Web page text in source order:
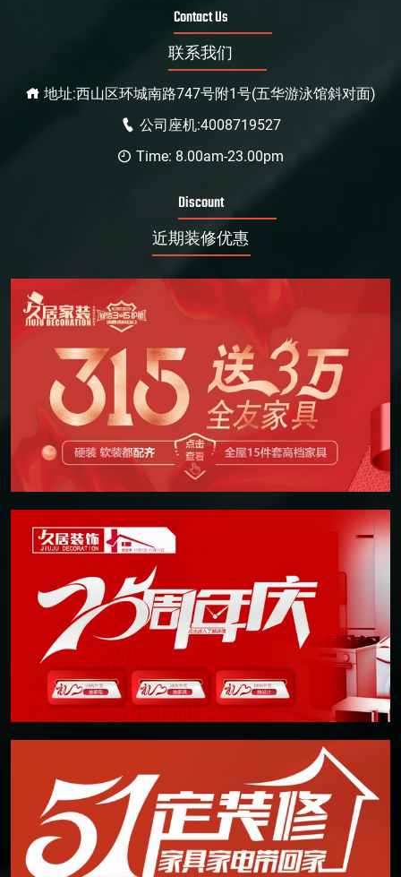
Contact Us
联系我们
地址:西山区环城南路747号附1号(五华游泳馆斜对面)
公司座机:4008719527
Time: 8.00am-23.00pm
Discount
近期装修优惠